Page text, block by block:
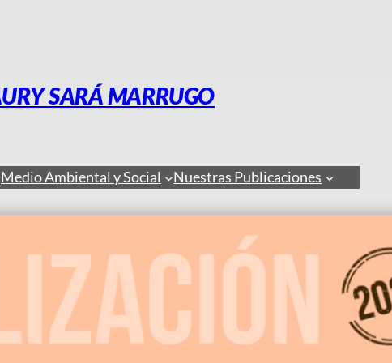
SARÁ MARRUGO
Medio Ambiental y Social Nuestras Publicaciones